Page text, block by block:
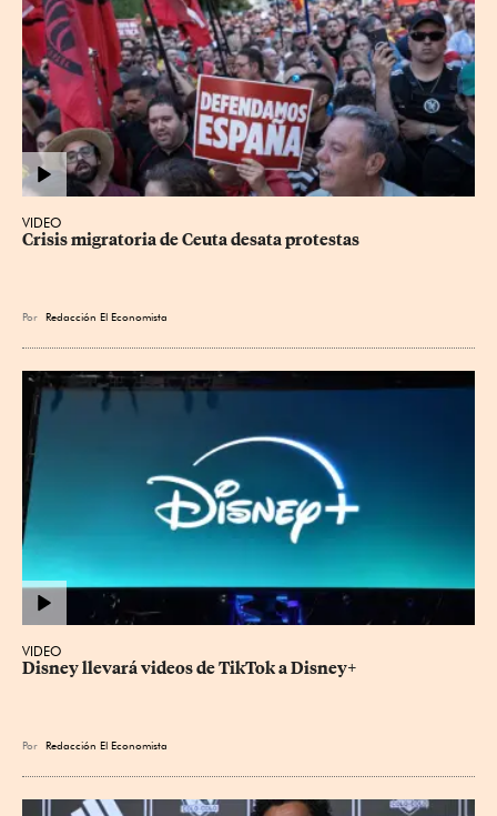
VIDEO
Crisis migratoria de Ceuta desata protestas
Por Redacción El Economista
VIDEO
Disney llevará videos de TikTok a Disney+
Por Redacción El Economista